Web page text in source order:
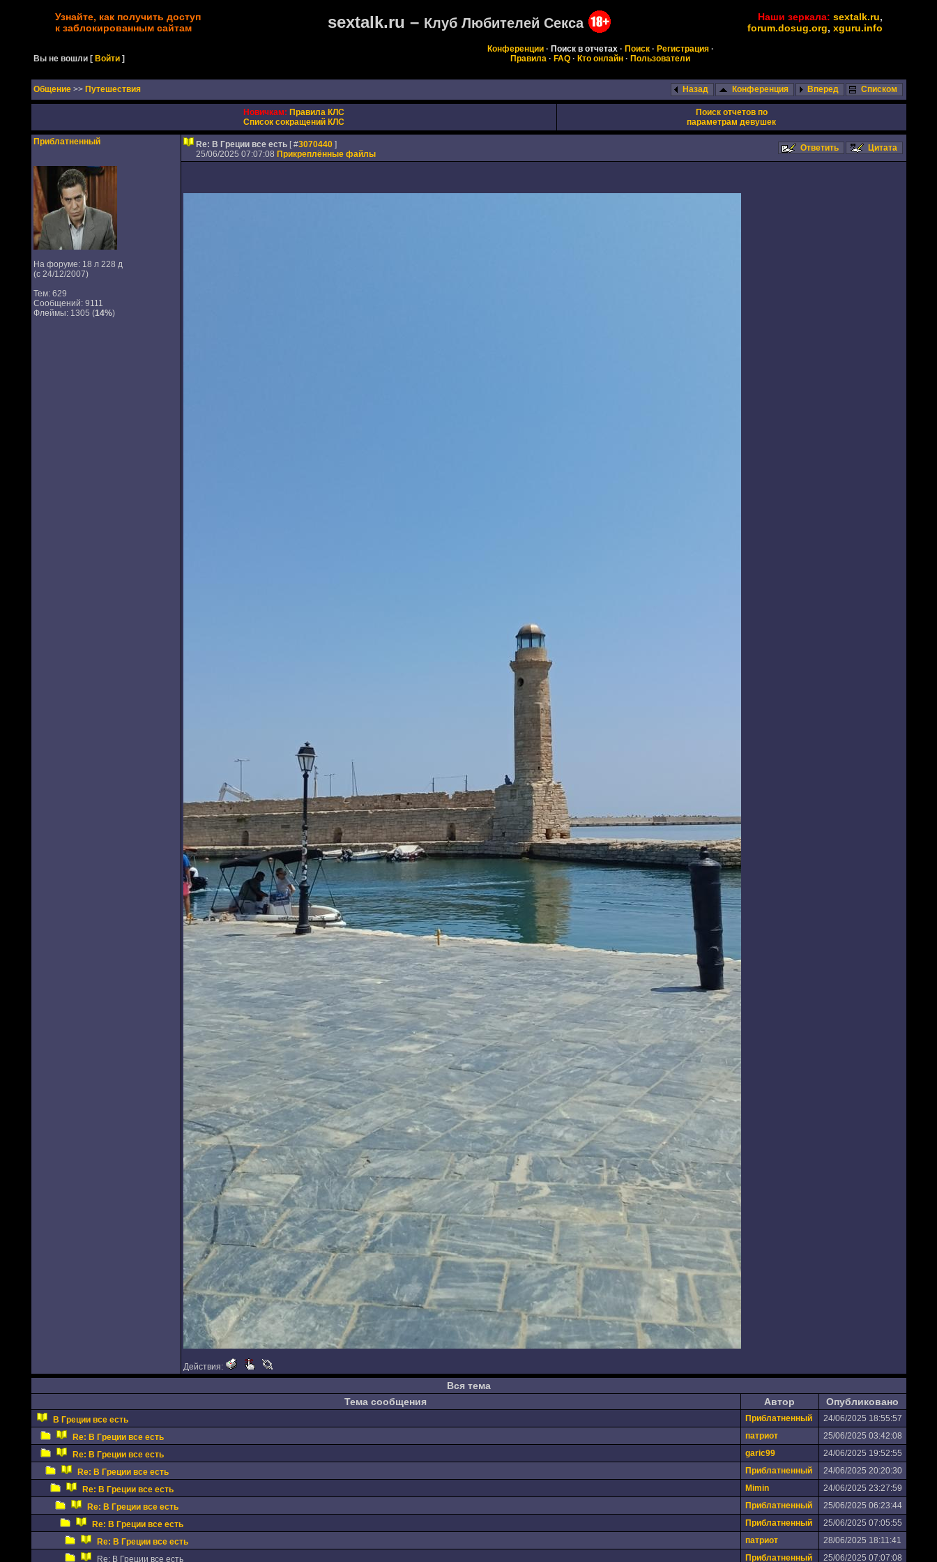
Узнайте, как получить доступ
к заблокированным сайтам
sextalk.ru – Клуб Любителей Секса Наши зеркала: sextalk.ru,
forum.dosug.org, xguru.info
Вы не вошли [Войти ]
Конференции· Поиск в отчетах· Поиск· Регистрация·
Правила · FAQ · Кто онлайн · Пользователи
Oбщение >> Путешествия Назад Конференция Вперед Списком
Новичкам: Правила КЛС
Список сокращений КЛС
Поиск отчетов по
параметрам девушек
Приблатненный
На форуме: 18 л 228 д
(с 24/12/2007)
Тем: 629
Сообщений: 9111
Флеймы: 1305 (14%)
Re: В Греции все есть [ #3070440]
25/06/2025 07:07:08 Прикреплённые файлы
Ответить Цитата
Действия:
Вся тема
Тема сообщения
Автор Опубликовано
В Греции все есть Приблатненный
24/06/2025 18:55:57
Re: В Греции все есть
патриот
25/06/2025 03:42:08
Re: В Греции все есть
garic99
24/06/2025 19:52:55
Re: В Греции все есть
Приблатненный
24/06/2025 20:20:30
Re: В Греции все есть
Mimin
24/06/2025 23:27:59
Re: В Греции все есть
Приблатненный
25/06/2025 06:23:44
Re: В Греции все есть
Приблатненный
25/06/2025 07:05:55
Re: В Греции все есть
патриот
28/06/2025 18:11:41
Re: В Греции все есть
Приблатненный 25/06/2025 07:07:08